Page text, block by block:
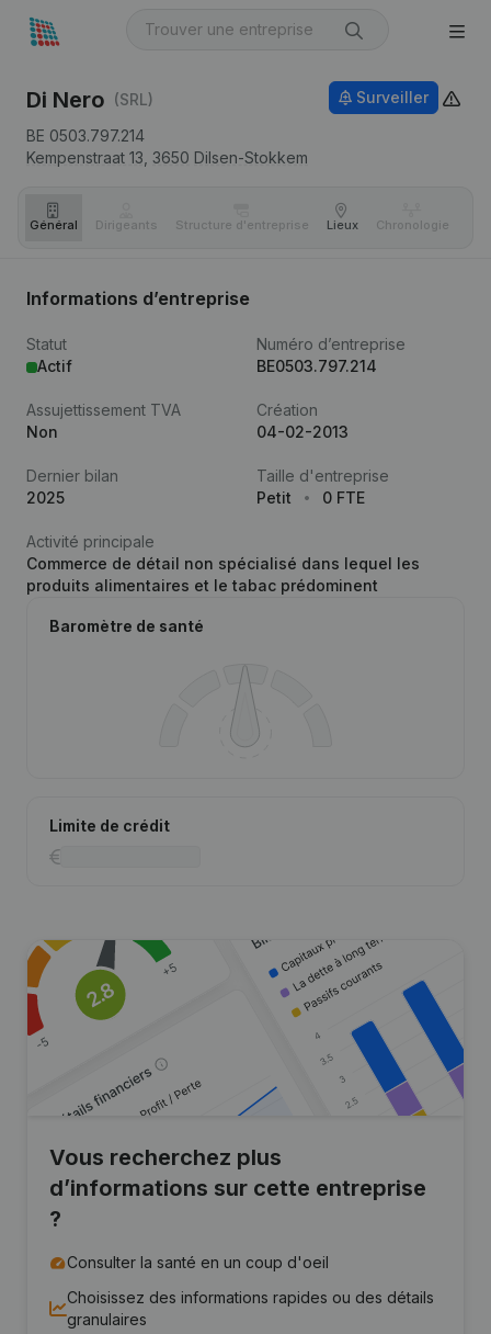
Di Nero (SRL)
BE 0503.797.214
Kempenstraat 13, 3650 Dilsen-Stokkem
Surveiller
Général Dirigeants Structure d'entreprise Lieux Chronologie
Informations d’entreprise
Statut
Actif
Numéro d’entreprise
BE0503.797.214
Assujettissement TVA
Non
Création
04-02-2013
Dernier bilan
2025
Taille d'entreprise
Petit
0 FTE
Activité principale
Commerce de détail non spécialisé dans lequel les
produits alimentaires et le tabac prédominent
Baromètre de santé
Limite de crédit
Vous recherchez plus
d’informations sur cette entreprise
?
Consulter la santé en un coup d'oeil
Choisissez des informations rapides ou des détails
granulaires